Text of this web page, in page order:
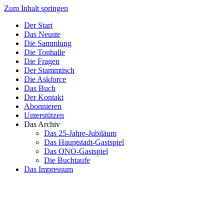
Zum Inhalt springen
Der Start
Das Neuste
Die Sammlung
Die Tonhalle
Die Fragen
Der Stammtisch
Die Askforce
Das Buch
Der Kontakt
Abonnieren
Unterstützen
Das Archiv
Das 25-Jahre-Jubiläum
Das Hauptstadt-Gastspiel
Das ONO-Gastspiel
Die Buchtaufe
Das Impressum